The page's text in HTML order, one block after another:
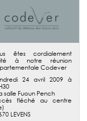
êtes cordialement
à notre réunion
Codever
24 avril 2009 à
salle Fuoun Pench
fléché au centre
LEVENS